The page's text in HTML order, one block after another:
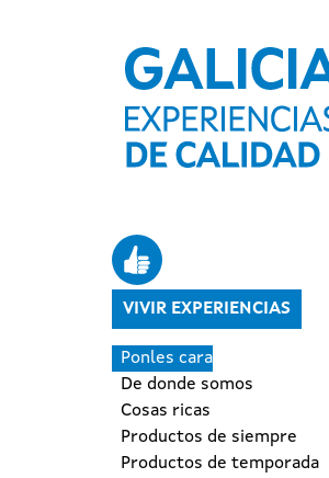
VIVIR EXPERIENCIAS
Ponles cara
De donde somos
Cosas ricas
Productos de siempre
Productos de temporada